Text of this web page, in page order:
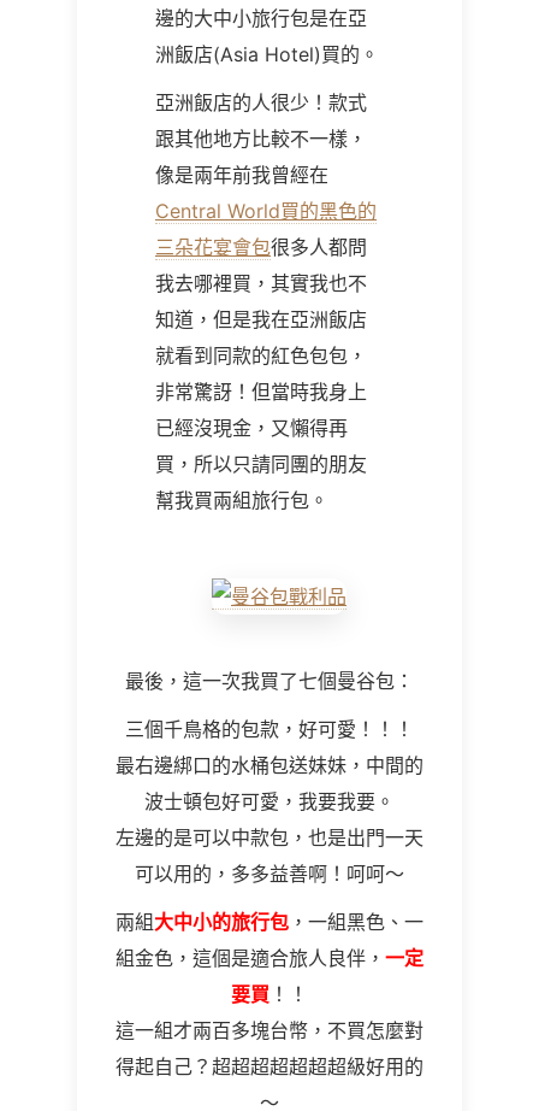
邊的大中小旅行包是在亞
洲飯店(Asia Hotel)買的。
亞洲飯店的人很少！款式
跟其他地方比較不一樣，
像是兩年前我曾經在
Central World買的黑色的
三朵花宴會包很多人都問
我去哪裡買，其實我也不
知道，但是我在亞洲飯店
就看到同款的紅色包包，
非常驚訝！但當時我身上
已經沒現金，又懶得再
買，所以只請同團的朋友
幫我買兩組旅行包。
最後，這一次我買了七個曼谷包：
三個千鳥格的包款，好可愛！！！
最右邊綁口的水桶包送妹妹，中間的
波士頓包好可愛，我要我要。
左邊的是可以中款包，也是出門一天
可以用的，多多益善啊！呵呵～
兩組大中小的旅行包 ，一組黑色、一
組金色，這個是適合旅人良伴， 一定
要買 ！！
這一組才兩百多塊台幣，不買怎麼對
得起自己？超超超超超超超級好用的
～